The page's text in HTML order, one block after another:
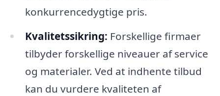
konkurrencedygtige pris.
Kvalitetssikring: Forskellige firmaer
tilbyder forskellige niveauer af service
og materialer. Ved at indhente tilbud
kan du vurdere kvaliteten af